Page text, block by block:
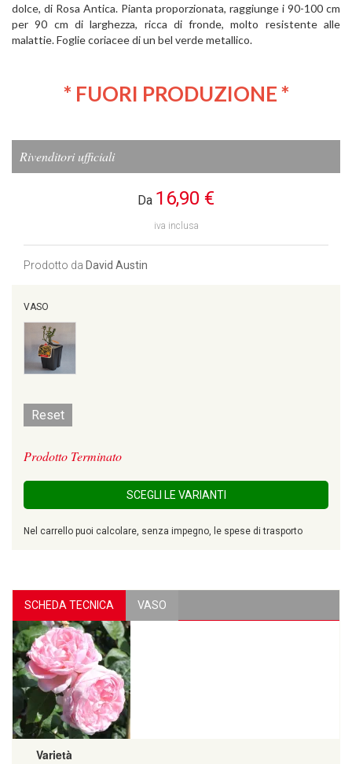
dolce, di Rosa Antica. Pianta proporzionata, raggiunge i 90-100 cm
per 90 cm di larghezza, ricca di fronde, molto resistente alle
malattie. Foglie coriacee di un bel verde metallico.
* FUORI PRODUZIONE *
Rivenditori ufficiali
Da 16,90 €
iva inclusa
Prodotto da David Austin
VASO
Reset
Prodotto Terminato
SCEGLI LE VARIANTI
Nel carrello puoi calcolare, senza impegno, le spese di trasporto
SCHEDA TECNICA VASO
Varietà